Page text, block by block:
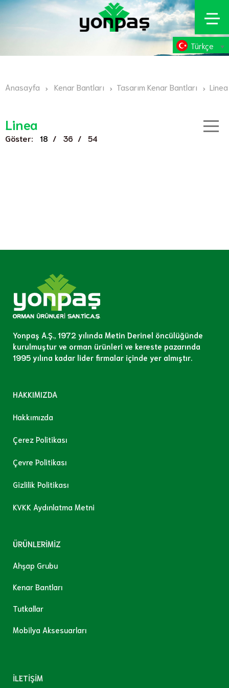
Türkçe
Anasayfa Kenar Bantları Tasarım Kenar Bantları Linea
Linea
Göster: 18 / 36 / 54
Yonpaş A.Ş., 1972 yılında Metin Derinel öncülüğünde
kurulmuştur ve orman ürünleri ve kereste pazarında
1995 yılına kadar lider firmalar içinde yer almıştır.
HAKKIMIZDA
Hakkımızda
Çerez Politikası
Çevre Politikası
Gizlilik Politikası
KVKK Aydınlatma Metni
ÜRÜNLERİMİZ
Ahşap Grubu
Kenar Bantları
Tutkallar
Mobilya Aksesuarları
İLETİŞİM